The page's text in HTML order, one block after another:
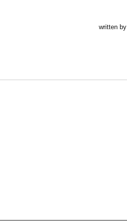
written by